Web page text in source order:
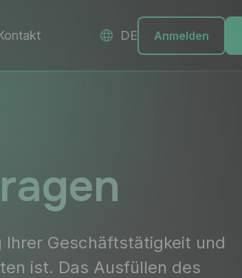
DE Anmelden
Geschäftstätigkeit und
ist. Das Ausfüllen des